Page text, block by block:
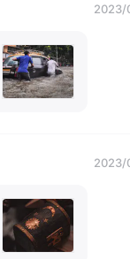
2023/
2023/